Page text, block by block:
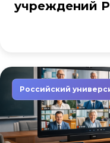
учреждений
Российский